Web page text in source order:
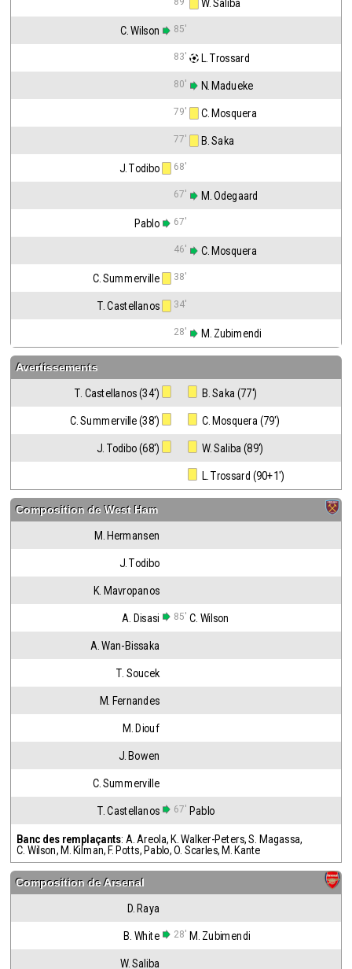
W. Saliba
C. Wilson 85'
83' L. Trossard
80' N. Madueke
79' C. Mosquera
77' B. Saka
J. Todibo 68'
67' M. Odegaard
Pablo 67'
46' C. Mosquera
C. Summerville 38'
T. Castellanos 34'
28' M. Zubimendi
Avertissements
T. Castellanos (34') B. Saka (77')
C. Summerville (38') C. Mosquera (79')
J. Todibo (68') W. Saliba (89')
L. Trossard (90+1')
Composition deWest Ham
M. Hermansen
J. Todibo
K. Mavropanos
A. Disasi 85' C. Wilson
A. Wan-Bissaka
T. Soucek
M. Fernandes
M. Diouf
J. Bowen
C. Summerville
T. Castellanos 67' Pablo
Banc des remplaçants: A. Areola, K. Walker-Peters,S. Magassa,
C. Wilson, M. Kilman, F. Potts, Pablo,O. Scarles, M. Kante
Composition deArsenal
D. Raya
B. White 28' M. Zubimendi
W. Saliba